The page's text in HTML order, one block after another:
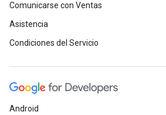
Comunicarse con Ventas
Asistencia
Condiciones del Servicio
Android